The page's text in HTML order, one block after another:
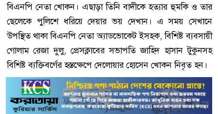
বিএনপি নেতা খোকন। এছাড়া তিনি বাদীকে হত্যার হুমকি ও তার
ছেলেকে পুলিশে ধরিয়ে দেয়ার ভয় দেখান। এ সময় সেখানে
উপস্থিত থাকা বিএনপি নেতা অ্যাডভোকেট ইসহক, বিশিষ্ট ব্যবসায়ী
গোলাম রেজা দুলু, প্রেসক্লাবের সভাপতি জাহিদ হাসান টুকুনসহ
বিশিষ্ট ব্যক্তিবর্গের হস্তক্ষেপে দেলোয়ার হোসেন খোকন নিবৃত হন।